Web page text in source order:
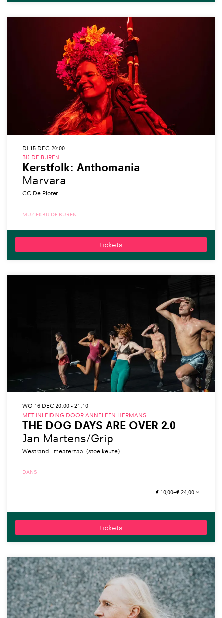
Kerstfolk: Anthomania
Marvara
BIJ DE BUREN
DI 15 DEC 20:00
CC De Ploter
MUZIEKBIJ DE BUREN
tickets
THE DOG DAYS ARE OVER 2.0
Jan Martens/Grip
MET INLEIDING DOOR ANNELEEN HERMANS
WO 16 DEC 20:00 - 21:10
Westrand - theaterzaal (stoelkeuze)
DANS
€ 10,00–€ 24,00
tickets